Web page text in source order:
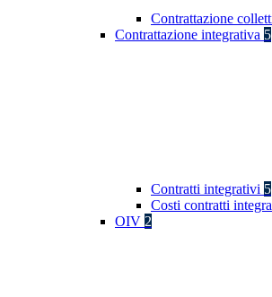
Contrattazione
Contrattazione integrativa 5
Contratti integrativi 5
Costi contratti
OIV 2